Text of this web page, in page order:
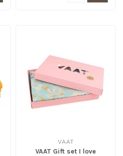
VAAT
VAAT Gift set I love